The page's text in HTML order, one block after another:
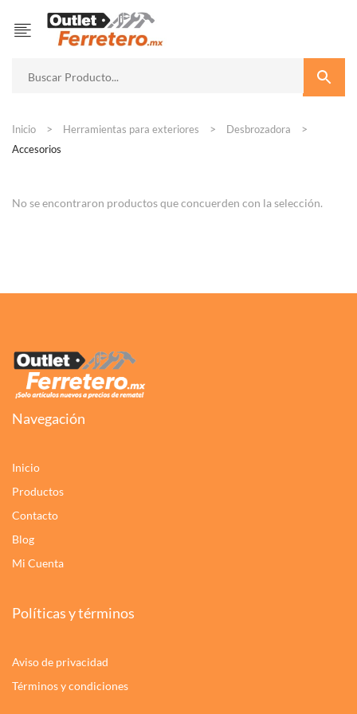
Inicio Herramientas para exteriores
Desbrozadora
Accesorios
No se encontraron productos que concuerden con la selección.
Navegación
Inicio
Productos
Contacto
Blog
Mi Cuenta
Políticas y términos
Aviso de privacidad
Términos y condiciones